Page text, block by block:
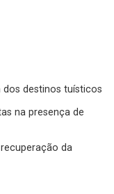
destinos tuísticos
na presença de
da